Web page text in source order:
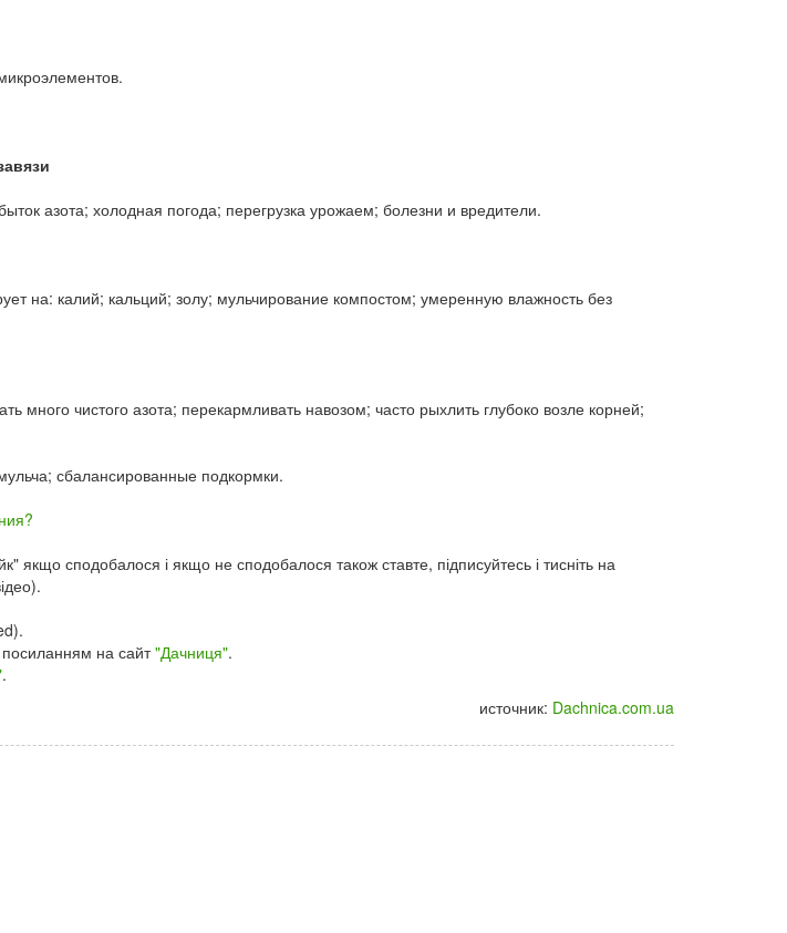
азота; холодная погода; перегрузка урожаем; болезни и вредители.
на: калий; кальций; золу; мульчирование компостом; умеренную влажность без
много чистого азота; перекармливать навозом; часто рыхлить глубоко возле корней;
сбалансированные подкормки.
якщо сподобалося і якщо не сподобалося також ставте, підписуйтесь і тисніть на
посиланням на сайт"Дачниця".
.
источник: Dachnica.com.ua